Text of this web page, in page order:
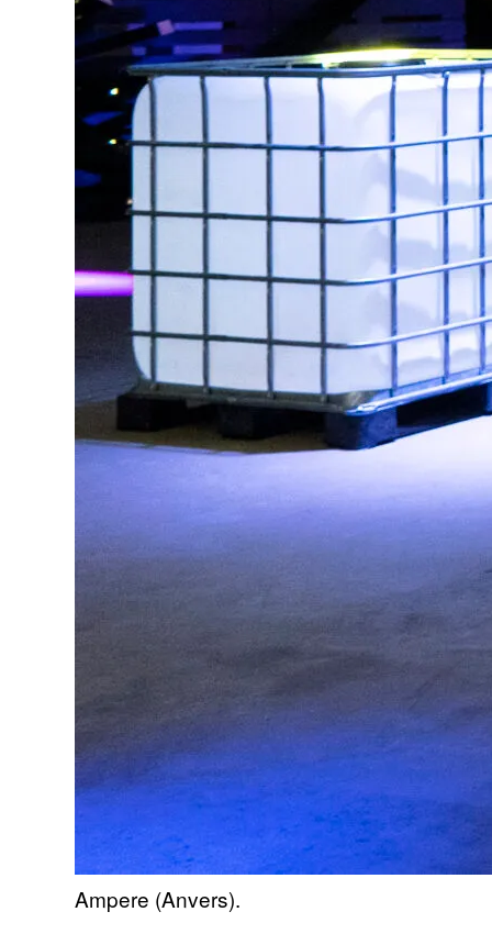
Ampere (Anvers).